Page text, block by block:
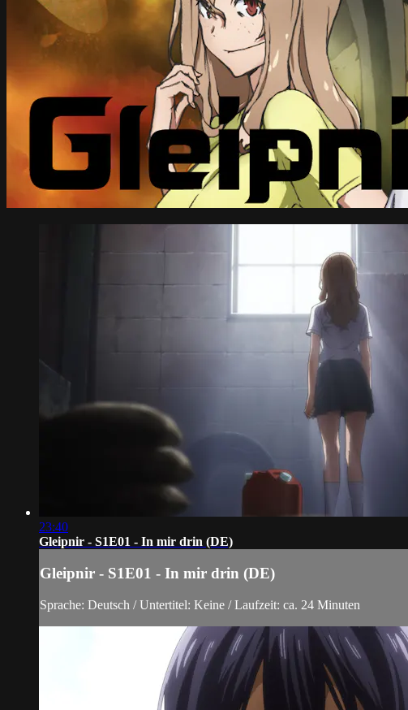
23:40
Gleipnir - S1E01 - In mir drin (DE)
Gleipnir - S1E01 - In mir drin (DE)
Sprache: Deutsch / Untertitel: Keine / Laufzeit: ca. 24 Minuten